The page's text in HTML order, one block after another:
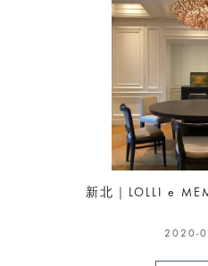
新北｜LOLLI e
2020-